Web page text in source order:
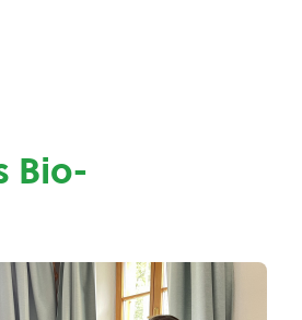
Bio-